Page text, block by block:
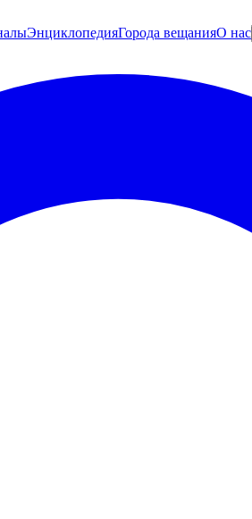
ЭнциклопедияГорода вещанияО нас